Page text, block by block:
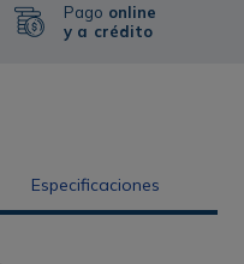
Pago online
y a crédito
Especificaciones